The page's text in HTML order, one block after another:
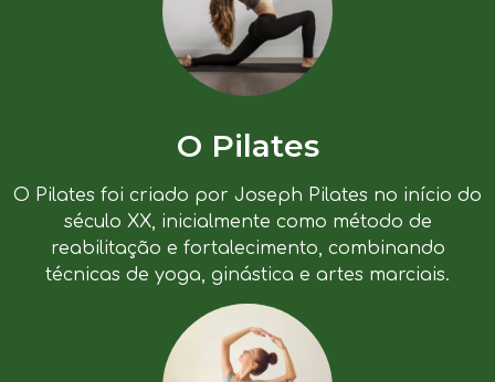
O Pilates
O Pilates foi criado por Joseph Pilates no início do
século XX, inicialmente como método de
reabilitação e fortalecimento, combinando
técnicas de yoga, ginástica e artes marciais.